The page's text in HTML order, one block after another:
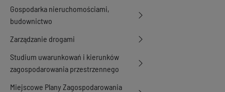
Gospodarka nieruchomościami,
budownictwo
Zarządzanie drogami
Studium uwarunkowań i kierunków
zagospodarowania przestrzennego
Miejscowe Plany Zagospodarowania